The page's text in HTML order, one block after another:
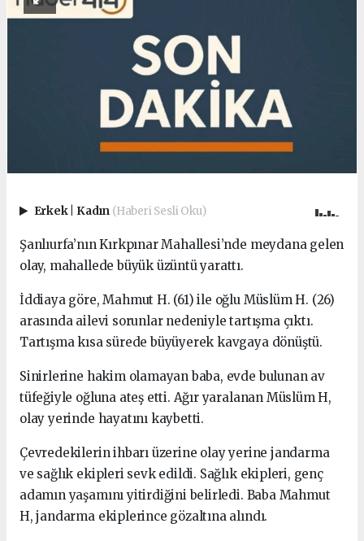
Erkek Kadın (Haberi Sesli Oku)
Şanlıurfa’nın Kırkpınar Mahallesi’nde meydana gelen
olay, mahallede büyük üzüntü yarattı.
İddiaya göre, Mahmut H. (61) ile oğlu Müslüm H. (26)
arasında ailevi sorunlar nedeniyle tartışma çıktı.
Tartışma kısa sürede büyüyerek kavgaya dönüştü.
Sinirlerine hakim olamayan baba, evde bulunan av
tüfeğiyle oğluna ateş etti. Ağır yaralanan Müslüm H,
olay yerinde hayatını kaybetti.
Çevredekilerin ihbarı üzerine olay yerine jandarma
ve sağlık ekipleri sevk edildi. Sağlık ekipleri, genç
adamın yaşamını yitirdiğini belirledi. Baba Mahmut
H, jandarma ekiplerince gözaltına alındı.